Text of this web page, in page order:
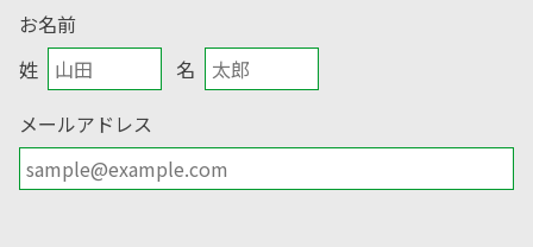
お名前
姓
名
メールアドレス